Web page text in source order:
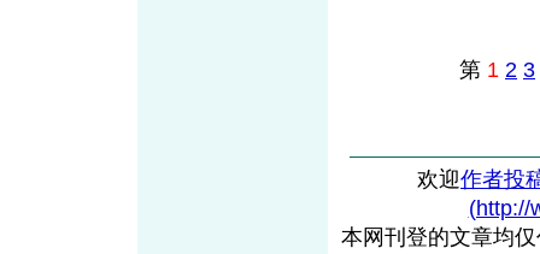
第 1 2 3
欢迎作者投
(http://
本网刊登的文章均